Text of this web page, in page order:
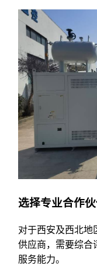
选择专业合作
对于西安及西北
供应商，需要综合
服务能力。